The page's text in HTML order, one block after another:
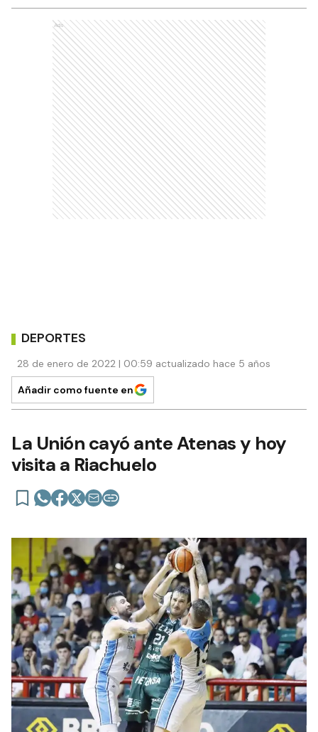
Ads
DEPORTES
28 de enero de 2022 | 00:59 actualizado hace 5 años
Añadir como fuente en
La Unión cayó ante Atenas y hoy
visita a Riachuelo